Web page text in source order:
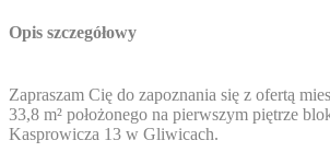
Opis szczegółowy
Zapraszam Cię do zapoznania się z ofertą
33,8 m² położonego na pierwszym piętrze
Kasprowicza 13 w Gliwicach.